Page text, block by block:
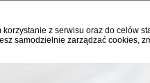
z serwisu oraz do celów
samodzielnie zarządzać cookies,